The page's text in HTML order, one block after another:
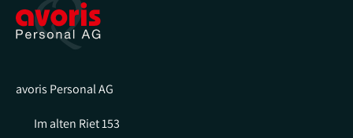
avoris Personal AG
Im alten Riet 153